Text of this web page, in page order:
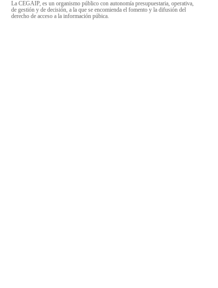
La CEGAIP, es un organismo público con autonomía presupuestaria, operativa,
de gestión y de decisión, a la que se encomienda el fomento y la difusión del
derecho de acceso a la información púbica.